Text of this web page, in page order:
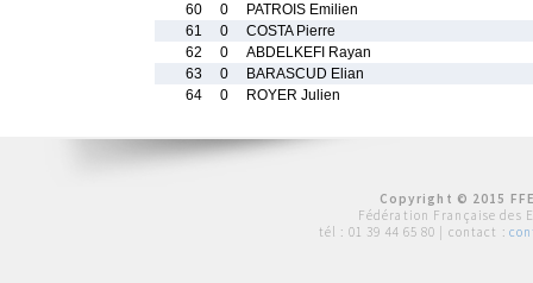
60
0
PATROIS Emilien
61
0
COSTA Pierre
62
0
ABDELKEFI Rayan
63
0
BARASCUD Elian
64
0 ROYER Julien
Copyright © 2015
Fédération Française des
tél : 01 39 44 65 80 | contact :